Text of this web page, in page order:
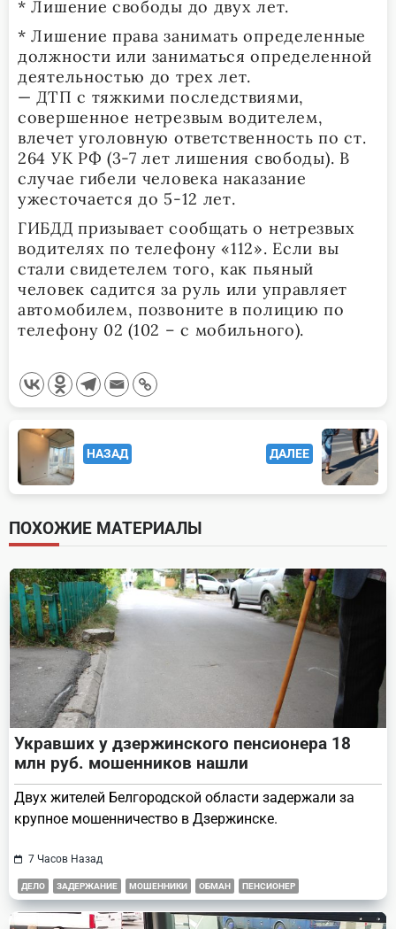
* Лишение свободы до двух лет.
* Лишение права занимать определенные
должности или заниматься определенной
деятельностью до трех лет.
— ДТП с тяжкими последствиями,
совершенное нетрезвым водителем,
влечет уголовную ответственность по ст.
264 УК РФ (3-7 лет лишения свободы). В
случае гибели человека наказание
ужесточается до 5-12 лет.
ГИБДД призывает сообщать о нетрезвых
водителях по телефону «112». Если вы
стали свидетелем того, как пьяный
человек садится за руль или управляет
автомобилем, позвоните в полицию по
телефону 02 (102 – с мобильного).
<span
class="nav-
subtitle
screen-
reader-
text">Page</span>
НАЗАД ДАЛЕЕ
ПОХОЖИЕ МАТЕРИАЛЫ
Укравших у дзержинского пенсионера 18
млн руб. мошенников нашли
Двух жителей Белгородской области задержали за
крупное мошенничество в Дзержинске.
7 Часов Назад
ДЕЛО ЗАДЕРЖАНИЕ МОШЕННИКИ ОБМАН ПЕНСИОНЕР